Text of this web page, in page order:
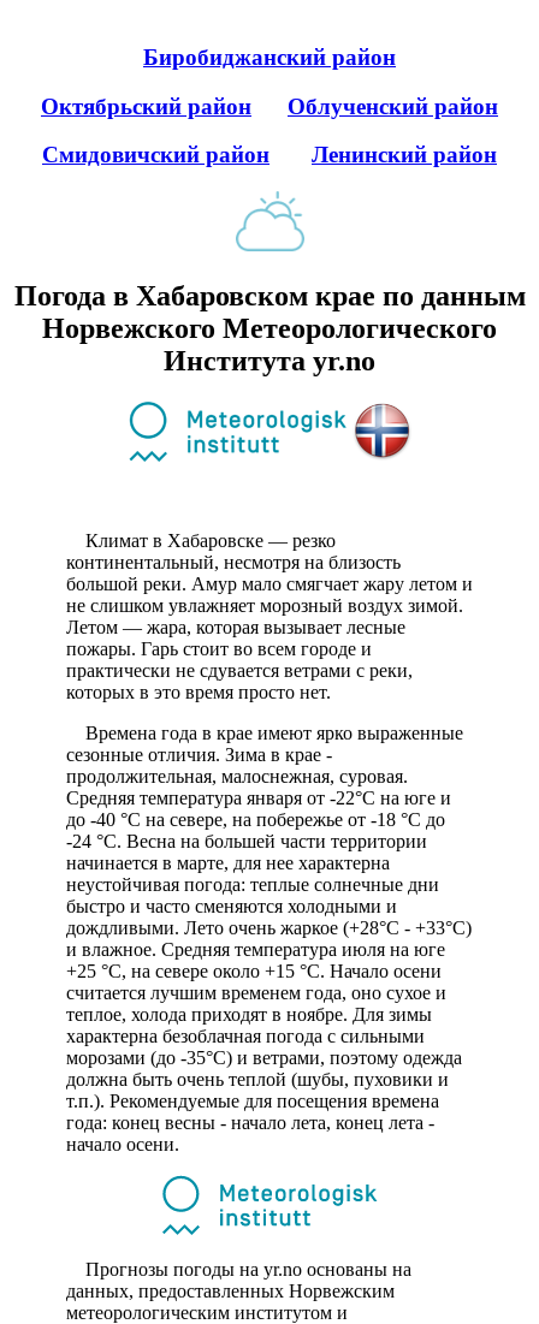
Биробиджанский район
Октябрьский район
Облученский район
Смидовичский район
Ленинский район
Погода в Хабаровском крае по данным
Норвежского Метеорологического
Института yr.no
Климат в Хабаровске — резко
континентальный, несмотря на близость
большой реки. Амур мало смягчает жару летом и
не слишком увлажняет морозный воздух зимой.
Летом — жара, которая вызывает лесные
пожары. Гарь стоит во всем городе и
практически не сдувается ветрами с реки,
которых в это время просто нет.
Времена года в крае имеют ярко выраженные
сезонные отличия. Зима в крае -
продолжительная, малоснежная, суровая.
Средняя температура января от -22°C на юге и
до -40 °C на севере, на побережье от -18 °C до
-24 °C. Весна на большей части территории
начинается в марте, для нее характерна
неустойчивая погода: теплые солнечные дни
быстро и часто сменяются холодными и
дождливыми. Лето очень жаркое (+28°С - +33°С)
и влажное. Средняя температура июля на юге
+25 °C, на севере около +15 °C. Начало осени
считается лучшим временем года, оно сухое и
теплое, холода приходят в ноябре. Для зимы
характерна безоблачная погода с сильными
морозами (до -35°С) и ветрами, поэтому одежда
должна быть очень теплой (шубы, пуховики и
т.п.). Рекомендуемые для посещения времена
года: конец весны - начало лета, конец лета -
начало осени.
Прогнозы погоды на yr.no основаны на
данных, предоставленных Норвежским
метеорологическим институтом и